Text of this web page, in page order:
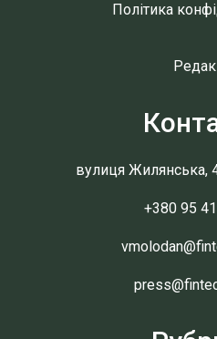
Політика
вулиця Жилянська,
+380 95